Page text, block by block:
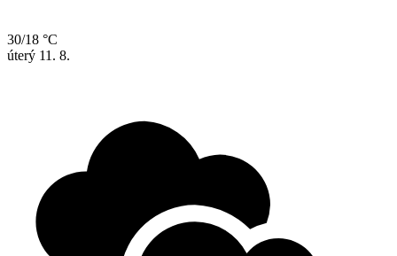
30/18 °C
úterý 11. 8.